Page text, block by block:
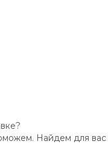
Найдем для вас